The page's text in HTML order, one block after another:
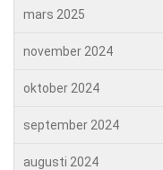
mars 2025
november 2024
oktober 2024
september 2024
augusti 2024